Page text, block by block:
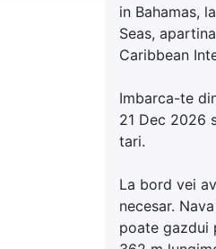
in Bahamas,
Seas,
Caribbean
Imbarca-te
21 Dec 2026
tari.
La bord vei
necesar.
poate gazdui